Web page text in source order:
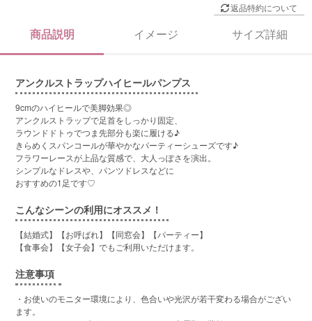
返品特約について
商品説明 イメージ サイズ詳細
アンクルストラップハイヒールパンプス
9cmのハイヒールで美脚効果◎
アンクルストラップで足首をしっかり固定、
ラウンドドトゥでつま先部分も楽に履ける♪
きらめくスパンコールが華やかなパーティーシューズです♪
フラワーレースが上品な質感で、大人っぽさを演出。
シンプルなドレスや、パンツドレスなどに
おすすめの1足です♡
こんなシーンの利用にオススメ！
【結婚式】【お呼ばれ】【同窓会】【パーティー】
【食事会】【女子会】でもご利用いただけます。
注意事項
・お使いのモニター環境により、色合いや光沢が若干変わる場合がござい
ます。